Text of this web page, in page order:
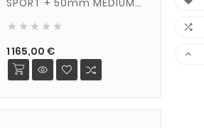
SPORT + 50mm MEDIUM
Jeep Cherokee à partir
de 1984
    
1 165,00 €Prix

